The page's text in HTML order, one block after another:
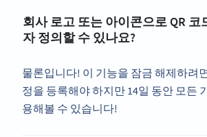
회사 로고 또는 아이콘으로 QR 코
자 정의할 수 있나요?
물론입니다! 이 기능을 잠금 해제하려
정을 등록해야 하지만 14일 동안 모든
용해볼 수 있습니다!